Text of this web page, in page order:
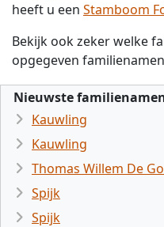
heeft u een Stamboom
Bekijk ook zeker welke
opgegeven
Nieuwste
Kauwling
Kauwling
Thomas Willem De
Spijk
Spijk